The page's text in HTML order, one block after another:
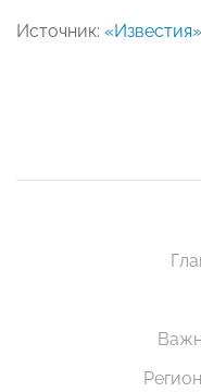
Источник: «Известия»